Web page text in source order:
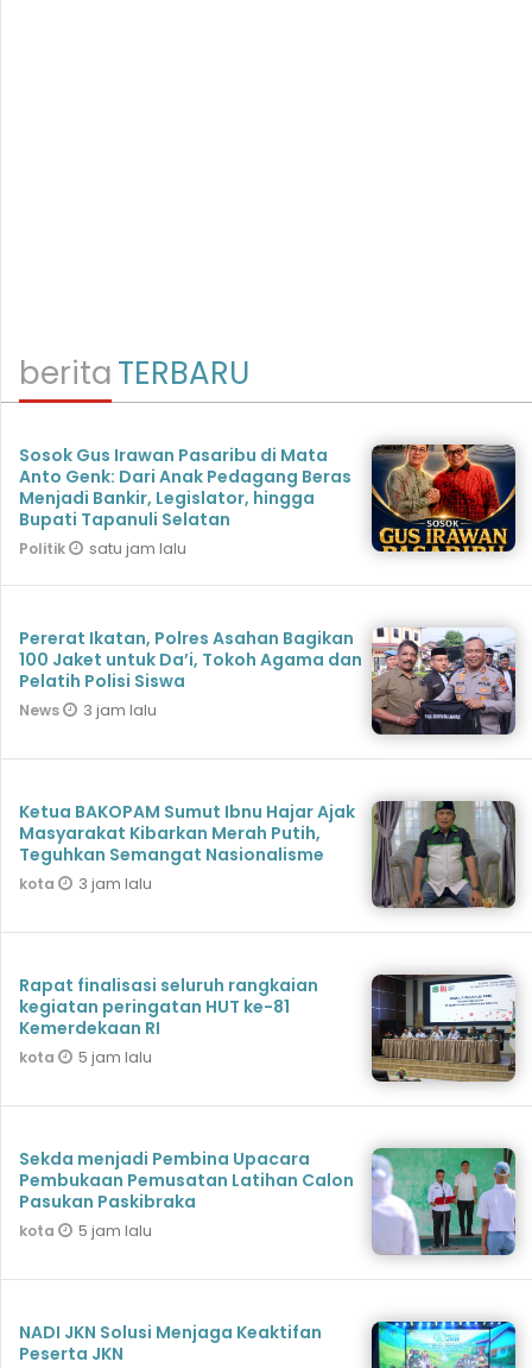
beritaTERBARU
Sosok Gus Irawan Pasaribu di Mata
Anto Genk: Dari Anak Pedagang Beras
Menjadi Bankir, Legislator, hingga
Bupati Tapanuli Selatan
Politik satu jam lalu
Pererat Ikatan, Polres Asahan Bagikan
100 Jaket untuk Da’i, Tokoh Agama dan
Pelatih Polisi Siswa
News 3 jam lalu
Ketua BAKOPAM Sumut Ibnu Hajar Ajak
Masyarakat Kibarkan Merah Putih,
Teguhkan Semangat Nasionalisme
kota 3 jam lalu
Rapat finalisasi seluruh rangkaian
kegiatan peringatan HUT ke-81
Kemerdekaan RI
kota 5 jam lalu
Sekda menjadi Pembina Upacara
Pembukaan Pemusatan Latihan Calon
Pasukan Paskibraka
kota 5 jam lalu
NADI JKN Solusi Menjaga Keaktifan
Peserta JKN